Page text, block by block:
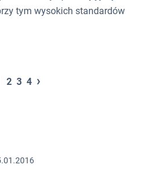
tym wysokich standardów
2 3 4 ›